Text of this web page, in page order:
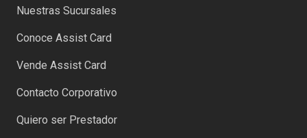
Nuestras Sucursales
Conoce Assist Card
Vende Assist Card
Contacto Corporativo
Quiero ser Prestador